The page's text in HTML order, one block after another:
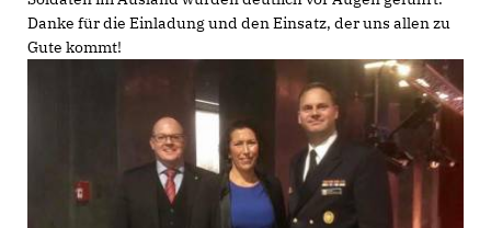
Danke für die Einladung und den Einsatz, der uns allen zu
Gute kommt!